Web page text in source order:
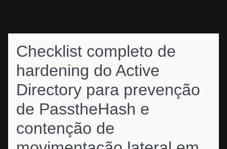
Checklist completo de
hardening do Active
Directory para prevenção
de PasstheHash e
contenção de